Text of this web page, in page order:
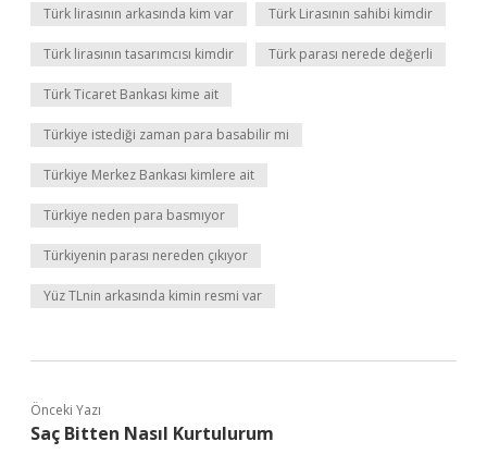
Türk lirasının arkasında kim var Türk Lirasının sahibi kimdir
Türk lirasının tasarımcısı kimdir Türk parası nerede değerli
Türk Ticaret Bankası kime ait
Türkiye istediği zaman para basabilir mi
Türkiye Merkez Bankası kimlere ait
Türkiye neden para basmıyor
Türkiyenin parası nereden çıkıyor
Yüz TLnin arkasında kimin resmi var
Önceki Yazı
Saç Bitten Nasıl Kurtulurum